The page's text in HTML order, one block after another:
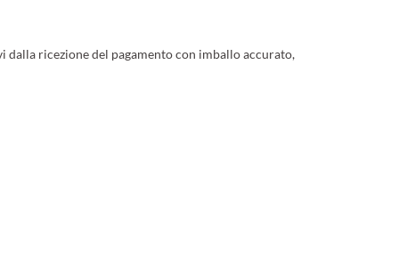
ricezione del pagamento con imballo accurato,